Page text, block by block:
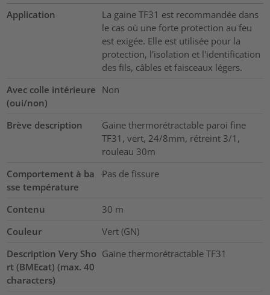
Application
La gaine TF31 est recommandée dans
le cas où une forte protection au feu
est exigée. Elle est utilisée pour la
protection, l'isolation et l'identification
des fils, câbles et faisceaux légers.
Avec colle intérieure
(oui/non)
Non
Brève description
Gaine thermorétractable paroi fine
TF31, vert, 24/8mm, rétreint 3/1,
rouleau 30m
Comportement à ba
sse température
Pas de fissure
Contenu 30 m
Couleur
Vert (GN)
Description Very Sho
rt (BMEcat) (max. 40
characters)
Gaine thermorétractable TF31